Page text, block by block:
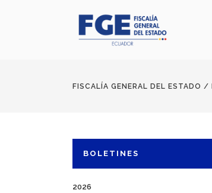
FISCALÍA GENERAL DEL ESTADO /
BOLETINES
2026